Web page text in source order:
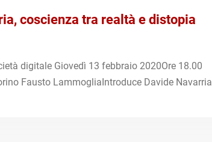
coscienza tra realtà e distopia
digitale Giovedì 13 febbraio 2020Ore 18.00
Fausto LammogliaIntroduce Davide Navarria